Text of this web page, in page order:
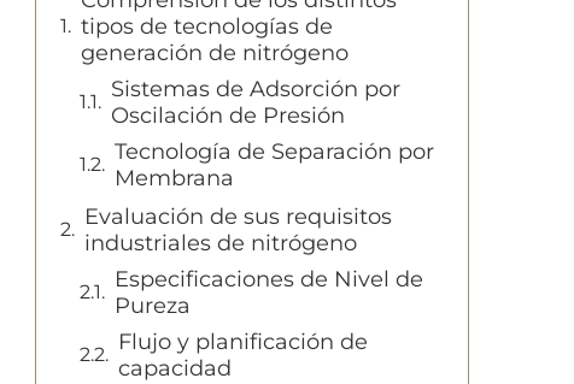
tipos de tecnologías de
generación de nitrógeno
Sistemas de Adsorción por
Oscilación de Presión
Tecnología de Separación por
Membrana
Evaluación de sus requisitos
industriales de nitrógeno
Especificaciones de Nivel de
Pureza
Flujo y planificación de
capacidad